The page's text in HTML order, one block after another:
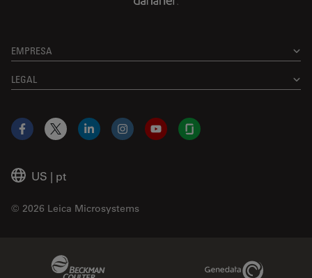
EMPRESA
LEGAL
US | pt
© 2026 Leica Microsystems
Facebook
X LinkedInInstagramYouTubeGlassdoor
Genedata Link